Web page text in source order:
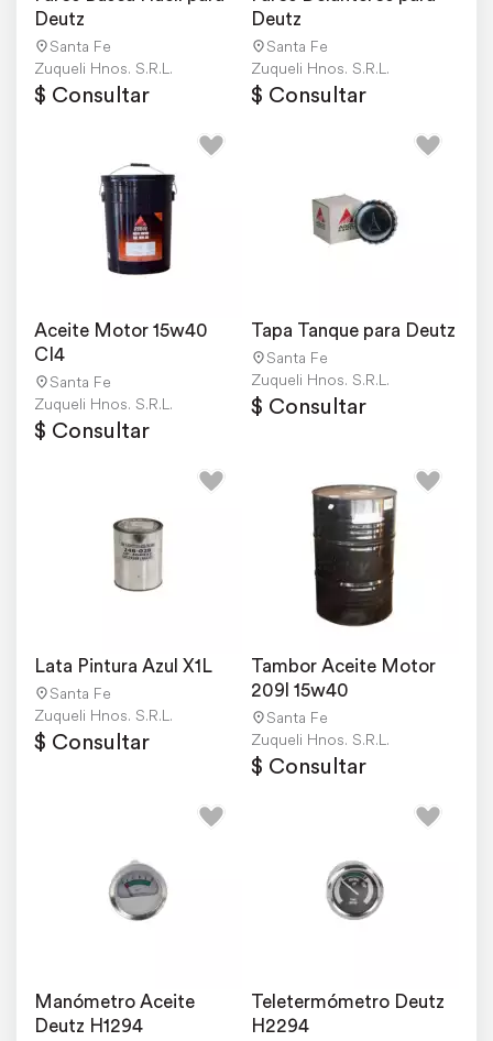
Deutz
Santa Fe
Zuqueli Hnos. S.R.L.
$ Consultar
Deutz
Santa Fe
Zuqueli Hnos. S.R.L.
$ Consultar
Aceite Motor 15w40
CI4
Santa Fe
Zuqueli Hnos. S.R.L.
$ Consultar
Tapa Tanque para Deutz
Santa Fe
Zuqueli Hnos. S.R.L.
$ Consultar
Lata Pintura Azul X1L
Santa Fe
Zuqueli Hnos. S.R.L.
$ Consultar
Tambor Aceite Motor
209l 15w40
Santa Fe
Zuqueli Hnos. S.R.L.
$ Consultar
Manómetro Aceite
Deutz H1294
Teletermómetro Deutz
H2294